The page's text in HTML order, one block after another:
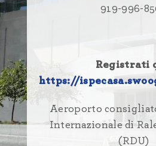
919-996-
Registrati
https://
Aeroporto
Internazionale di
(RDU)